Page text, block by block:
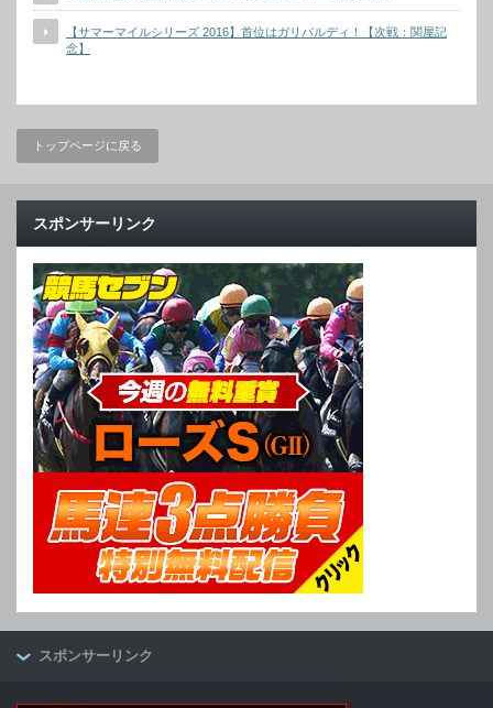
【サマーマイルシリーズ 2016】首位はガリバルディ！【次戦：関屋記
念】
トップページに戻る
スポンサーリンク
スポンサーリンク